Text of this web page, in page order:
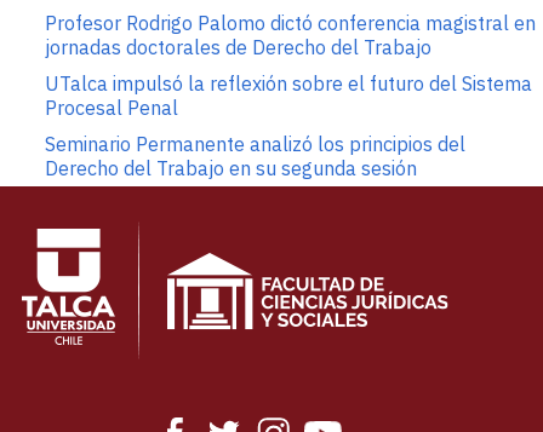
Profesor Rodrigo Palomo dictó conferencia magistral en
jornadas doctorales de Derecho del Trabajo
UTalca impulsó la reflexión sobre el futuro del Sistema
Procesal Penal
Seminario Permanente analizó los principios del
Derecho del Trabajo en su segunda sesión